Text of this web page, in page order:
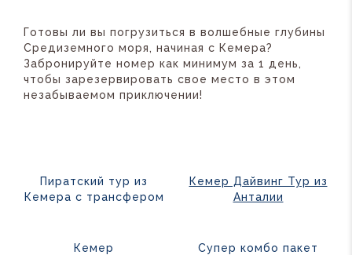
Готовы ли вы погрузиться в волшебные глубины
Средиземного моря, начиная с Кемера?
Забронируйте номер как минимум за 1 день,
чтобы зарезервировать свое место в этом
незабываемом приключении!
Пиратский тур из
Кемера с трансфером
Кемер Дайвинг Тур из
Анталии
Кемер Супер комбо пакет